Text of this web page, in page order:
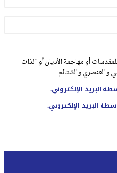
أو مهاجمة الأديان أو الذات
والعنصري والشتائم.
البريد الإلكتروني.
البريد الإلكتروني.